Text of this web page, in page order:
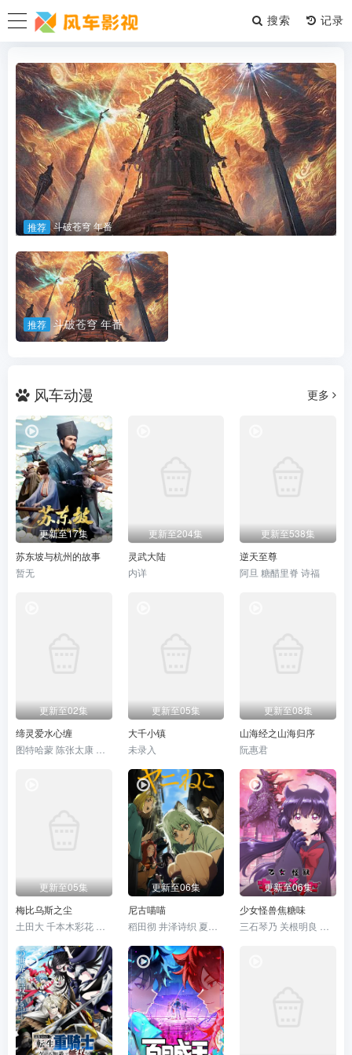
搜索
推荐 斗破苍穹 年番
推荐 斗破苍穹 年番
风车动漫 更多
更新至17集
苏东坡与杭州的故事
暂无
更新至204集
灵武大陆
内详
更新至538集
逆天至尊
阿旦 糖醋里脊 诗福
更新至02集
缔灵爱水心缠
更新至05集
大千小镇
未录入
更新至08集
山海经之山海归序
阮惠君
更新至05集
梅比乌斯之尘
更新至06集
尼古喵喵
更新至06集
少女怪兽焦糖味